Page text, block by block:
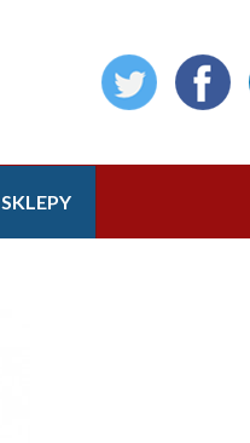
SKLEPY